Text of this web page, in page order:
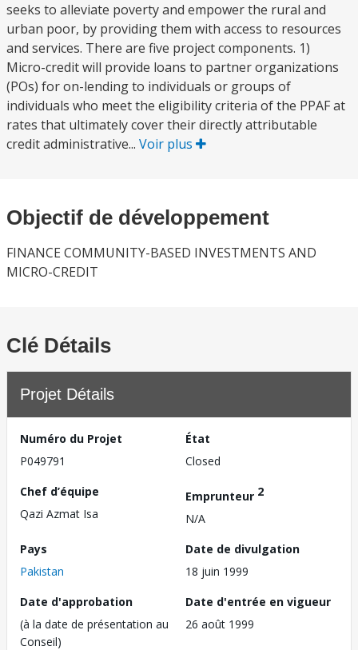
seeks to alleviate poverty and empower the rural and
urban poor, by providing them with access to resources
and services. There are five project components. 1)
Micro-credit will provide loans to partner organizations
(POs) for on-lending to individuals or groups of
individuals who meet the eligibility criteria of the PPAF at
rates that ultimately cover their directly attributable
credit administrative... Voir plus
Objectif de développement
FINANCE COMMUNITY-BASED INVESTMENTS AND
MICRO-CREDIT
Clé Détails
Projet Détails
Numéro du Projet
P049791
État
Closed
Chef d’équipe
Qazi Azmat Isa
Emprunteur 2
N/A
Pays
Pakistan
Date de divulgation
18 juin 1999
Date d'approbation
(à la date de présentation au
Conseil)
Date d'entrée en vigueur
26 août 1999